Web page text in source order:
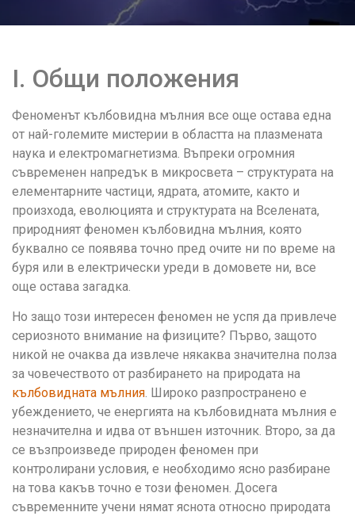
I. Общи положения
Феноменът кълбовидна мълния все още остава една
от най-големите мистерии в областта на плазмената
наука и електромагнетизма. Въпреки огромния
съвременен напредък в микросвета – структурата на
елементарните частици, ядрата, атомите, както и
произхода, еволюцията и структурата на Вселената,
природният феномен кълбовидна мълния, която
буквално се появява точно пред очите ни по време на
буря или в електрически уреди в домовете ни, все
още остава загадка.
Но защо този интересен феномен не успя да привлече
сериозното внимание на физиците? Първо, защото
никой не очаква да извлече някаква значителна полза
за човечеството от разбирането на природата на
кълбовидната мълния. Широко разпространено е
убеждението, че енергията на кълбовидната мълния е
незначителна и идва от външен източник. Второ, за да
се възпроизведе природен феномен при
контролирани условия, е необходимо ясно разбиране
на това какъв точно е този феномен. Досега
съвременните учени нямат яснота относно природата